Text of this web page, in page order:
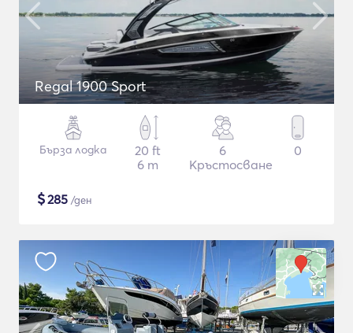
Regal 1900 Sport
Бърза лодка
20 ft
6 m
6
Кръстосване
0
$285 /ден